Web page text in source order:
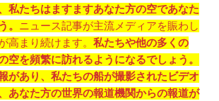
私たちはますますあなた方の空であなた
。 ニュース記事が主流メディアを賑わし
高まり続けます。 私たちや他の多くの
空を頻繁に訪れるようになるでしょう。
があり、私たちの船が撮影されたビデオ
あなた方の世界の報道機関からの報道が